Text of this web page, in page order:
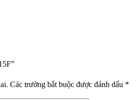
Các trường bắt buộc được đánh dấu *